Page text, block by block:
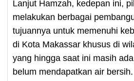
Lanjut Hamzah, kedepan ini,
melakukan berbagai
tujuannya untuk memenuhi
di Kota Makassar khusus di
yang hingga saat ini masih
belum mendapatkan air bersih.